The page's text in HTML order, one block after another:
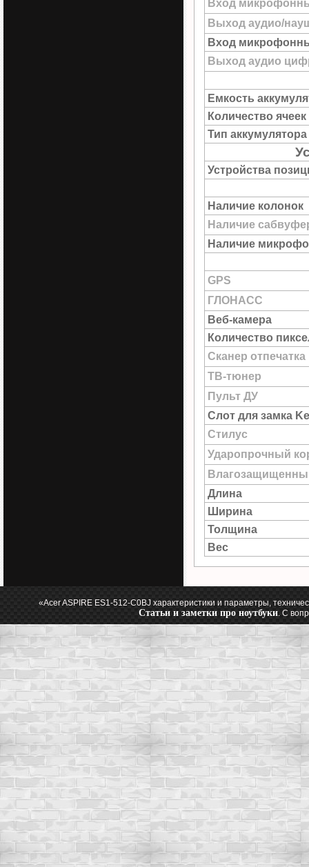
Вход
Выход аудио/
Вход
Выход аудио
Емкость
Количество
Тип аккумулятора
Устройства
Наличие колонок
Наличие
Наличие
GPS
ГЛОНАСС
Веб-камера
Количество
Сканер
ТВ-тюнер
Пульт ДУ
Слот для замка
Стилус
Ударопрочный
Длина
Ширина
Толщина
Вес
«Acer ASPIRE ES1-512-C0BJ характеристики и параметры,
Статьи и заметки про ноутбуки. С